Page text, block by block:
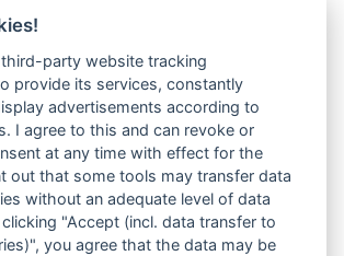
party website tracking
provide its services, constantly
advertisements according to
I agree to this and can revoke or
at any time with effect for the
out that some tools may transfer data
without an adequate level of data
"Accept (incl. data transfer to
you agree that the data may be